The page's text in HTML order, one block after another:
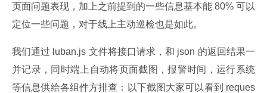
页面问题表现，加上之前提到的一些信息基本能 80% 可以
定位一些问题，对于线上主动巡检也是如此。
我们通过 luban.js 文件将接口请求，和 json 的返回结果一
并记录，同时端上自动将页面截图，报警时间，运行系统
等信息供给各组件方排查：以下截图大家可以看到 reques